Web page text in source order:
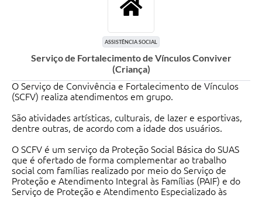
Tributação
Outros Editais
Plano de Contratações Anual
Portal da Privacidade
ASSISTÊNCIA SOCIAL
Serviço de Fortalecimento de Vínculos Conviver
(Criança)
​O Serviço de Convivência e Fortalecimento de Vínculos
(SCFV) realiza atendimentos em grupo.
São atividades artísticas, culturais, de lazer e esportivas,
dentre outras, de acordo com a idade dos usuários.
O SCFV é um serviço da Proteção Social Básica do SUAS
que é ofertado de forma complementar ao trabalho
social com famílias realizado por meio do Serviço de
Proteção e Atendimento Integral às Famílias (PAIF) e do
Serviço de Proteção e Atendimento Especializado às